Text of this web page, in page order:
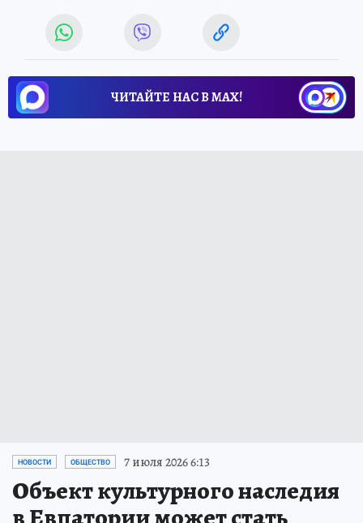
ЧИТАЙТЕ НАС В МАХ!
НОВОСТИ ОБЩЕСТВО 7 июля 2026 6:13
Объект культурного наследия